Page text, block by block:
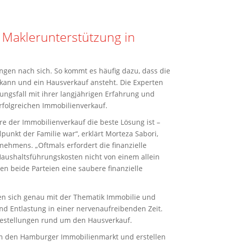
in
nach sich. So kommt es häufig dazu, dass die
und ein Hausverkauf ansteht. Die Experten
mit ihrer langjährigen Erfahrung und
Immobilienverkauf.
der Immobilienverkauf die beste Lösung ist –
der Familie war“, erklärt Morteza Sabori,
„Oftmals erfordert die finanzielle
nicht von einem allein
beide Parteien eine saubere finanzielle
sich genau mit der Thematik Immobilie und
Entlastung in einer nervenaufreibenden Zeit.
rund um den Hausverkauf.
den Hamburger Immobilienmarkt und erstellen